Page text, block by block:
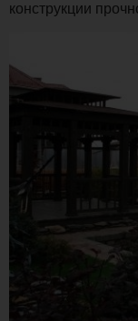
конструкции